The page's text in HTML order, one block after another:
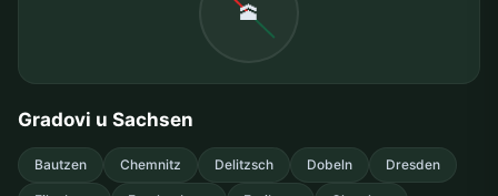
🕋
Gradovi u Sachsen
Bautzen Chemnitz Delitzsch Dobeln Dresden